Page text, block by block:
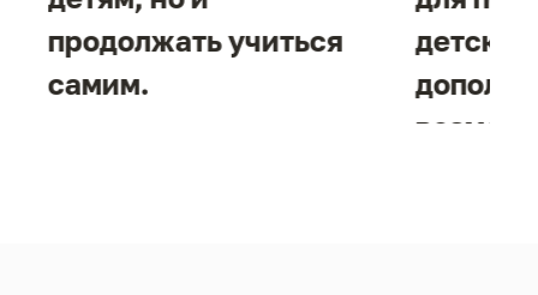
продолжать учиться
самим.